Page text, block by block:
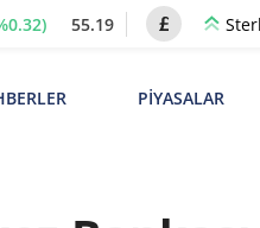
55.19
PİYASALAR